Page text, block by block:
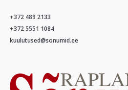
+372 489 2133
+372 5551 1084
kuulutused@sonumid.ee